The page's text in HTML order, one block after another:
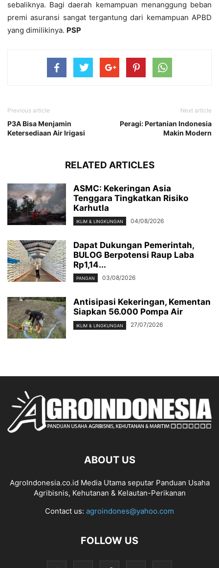
sebaliknya. Bagi daerah kemampuan menanggung beban
premi asuransi sangat tergantung dari kemampuan APBD
yang dimilikinya. PSP
Previous article
P3A Bisa Menjamin
Ketersediaan Air Irigasi
Next article
Peragi: Pertanian Indonesia
Makin Modern
RELATED ARTICLES
ASMC: Kekeringan Asia
Tenggara Tingkatkan Risiko
Karhutla
IKLIM & LINGKUNGAN 04/08/2026
Dapat Dukungan Pemerintah,
BULOG Berpotensi Raup Laba
Rp1,14...
PANGAN 03/08/2026
Antisipasi Kekeringan, Kementan
Siapkan 56.000 Pompa Air
IKLIM & LINGKUNGAN 27/07/2026
ABOUT US
AgroIndonesia.co.id Media Utama seputar Panduan Usaha
Agribisnis, Kehutanan & Kelautan-Perikanan
Contact us: agroindones@yahoo.com
FOLLOW US